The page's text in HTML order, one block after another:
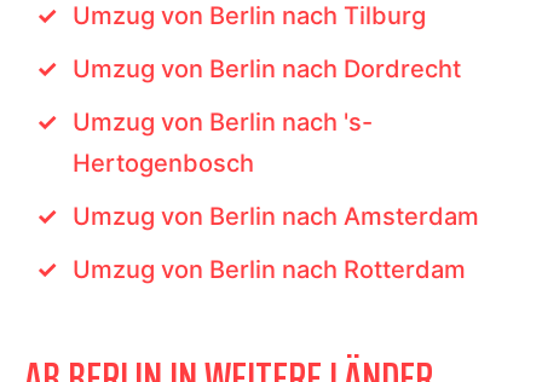
Umzug von Berlin nach Tilburg
Umzug von Berlin nach Dordrecht
Umzug von Berlin nach 's-
Hertogenbosch
Umzug von Berlin nach Amsterdam
Umzug von Berlin nach Rotterdam